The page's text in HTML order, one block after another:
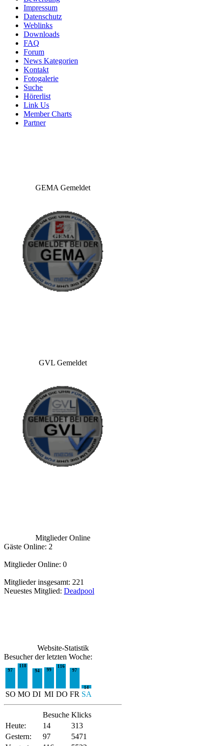
Impressum
Datenschutz
Weblinks
Downloads
FAQ
Forum
News Kategorien
Kontakt
Fotogalerie
Suche
Hörerlist
Link Us
Member Charts
Partner
GEMA Gemeldet
GVL Gemeldet
Mitglieder Online
Gäste Online: 2
Mitglieder Online: 0
Mitglieder insgesamt: 221
Neuestes Mitglied: Deadpool
Website-Statistik
Besucher der letzten Woche:
97
118
94
99
116
97
14
SO MO DI MI DO FR SA
Besuche Klicks
Heute:
14
313
Gestern:
97
5471